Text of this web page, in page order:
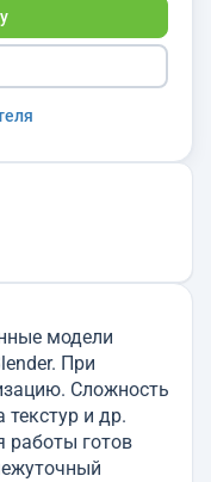
модели
При
Сложность
текстур и др.
работы готов